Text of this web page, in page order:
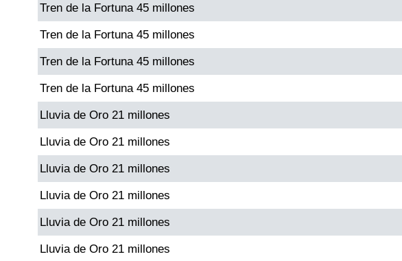
Dorado Mañana
Dorado Tarde
Dorado Noche
Fantástica Día
Fantástica Noche
Motilon Tarde
Tren de la Fortuna 45 millones
Tren de la Fortuna 45 millones
Tren de la Fortuna 45 millones
Tren de la Fortuna 45 millones
Lluvia de Oro 21 millones
Lluvia de Oro 21 millones
Lluvia de Oro 21 millones
Lluvia de Oro 21 millones
Lluvia de Oro 21 millones
Lluvia de Oro 21 millones